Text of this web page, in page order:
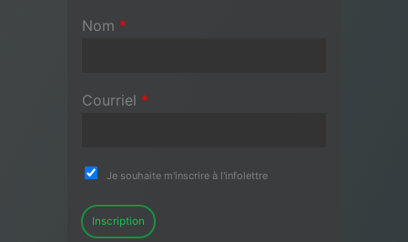
Nom *
Courriel *
Je souhaite m'inscrire à l'infolettre
Inscription